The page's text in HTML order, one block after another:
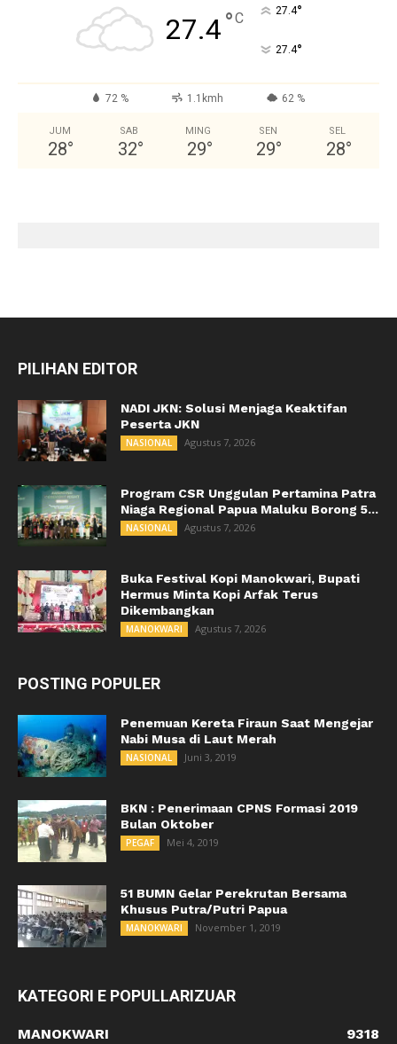
27.4°C 27.4°
27.4°
72 % 1.1kmh 62 %
JUM
28°
SAB
32°
MING
29°
SEN
29°
SEL
28°
PILIHAN EDITOR
NADI JKN: Solusi Menjaga Keaktifan
Peserta JKN
NASIONAL Agustus 7, 2026
Program CSR Unggulan Pertamina Patra
Niaga Regional Papua Maluku Borong 5...
NASIONAL Agustus 7, 2026
Buka Festival Kopi Manokwari, Bupati
Hermus Minta Kopi Arfak Terus
Dikembangkan
MANOKWARI Agustus 7, 2026
POSTING POPULER
Penemuan Kereta Firaun Saat Mengejar
Nabi Musa di Laut Merah
NASIONAL Juni 3, 2019
BKN : Penerimaan CPNS Formasi 2019
Bulan Oktober
PEGAF Mei 4, 2019
51 BUMN Gelar Perekrutan Bersama
Khusus Putra/Putri Papua
MANOKWARI November 1, 2019
KATEGORI E POPULLARIZUAR
MANOKWARI
9318